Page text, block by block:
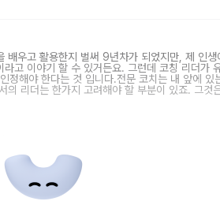
배우고 활용한지 벌써 9년차가 되었지만, 제 인
고 이야기 할 수 있거든요. 그런데 코칭 리더가
정해야 한다는 것 입니다.​전문 코치는 내 앞에 있
의 리더는 한가지 고려해야 할 부분이 있죠. 그것